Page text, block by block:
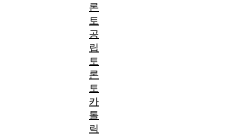
론
토
공
립
토
론
토
카
톨
릭